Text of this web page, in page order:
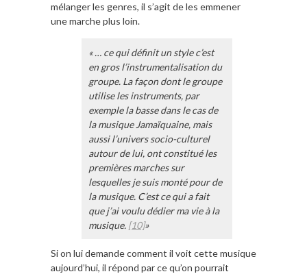
mélanger les genres, il s’agit de les emmener
une marche plus loin.
« … ce qui définit un style c’est
en gros l’instrumentalisation du
groupe. La façon dont le groupe
utilise les instruments, par
exemple la basse dans le cas de
la musique Jamaïquaine, mais
aussi l’univers socio-culturel
autour de lui, ont constitué les
premières marches sur
lesquelles je suis monté pour de
la musique. C’est ce qui a fait
que j’ai voulu dédier ma vie à la
musique. [10]»
Si on lui demande comment il voit cette musique
aujourd’hui, il répond par ce qu’on pourrait